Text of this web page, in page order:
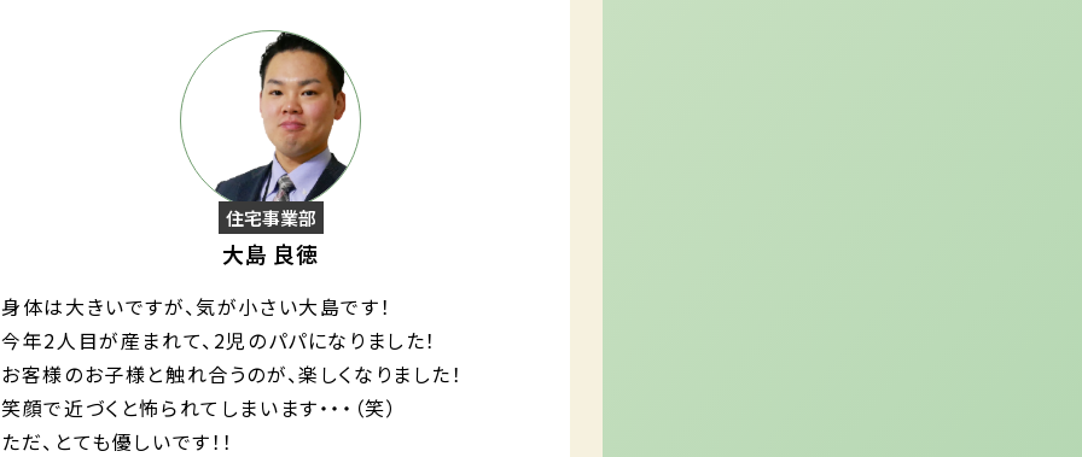
住宅事業部
大島 良徳
身体は大きいですが、気が小さい大島です！
今年2人目が産まれて、2児のパパになりました！
お客様のお子様と触れ合うのが、楽しくなりました！
笑顔で近づくと怖られてしまいます・・・（笑）
ただ、とても優しいです！！